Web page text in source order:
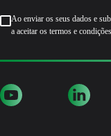
Ao enviar os seus dados e
a aceitar os termos e